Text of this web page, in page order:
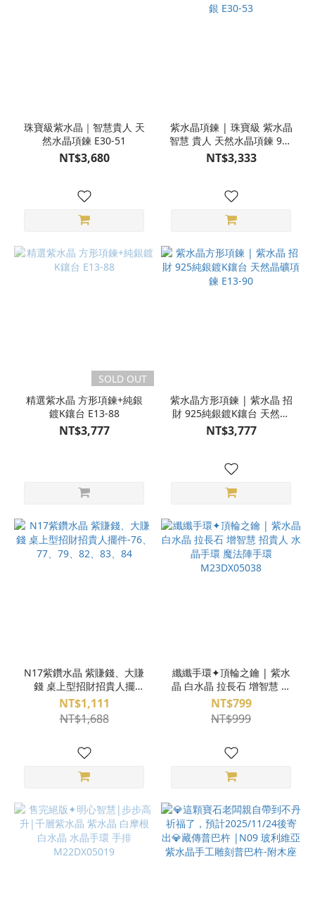
珠寶級紫水晶｜智慧貴人 天
然水晶項鍊 E30-51
NT$3,680
紫水晶項鍊 | 珠寶級 紫水晶
智慧 貴人 天然水晶項鍊 925
純銀 E30-53
NT$3,333
SOLD OUT
精選紫水晶 方形項鍊+純銀
鍍K鑲台 E13-88
NT$3,777
紫水晶方形項鍊 | 紫水晶 招
財 925純銀鍍K鑲台 天然晶
礦項鍊 E13-90
NT$3,777
N17紫鑽水晶 紫賺錢、大賺
錢 桌上型招財招貴人擺
件-76、77、79、82、83、
84
NT$1,111
NT$1,688
纖纖手環✦頂輪之鑰 | 紫水
晶 白水晶 拉長石 增智慧 招
貴人 水晶手環 魔法陣手環
M23DX05038
NT$799
NT$999